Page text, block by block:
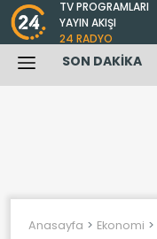
TV PROGRAMLARI
YAYIN AKIŞI
24 RADYO
SON DAKİKA
Anasayfa Ekonomi